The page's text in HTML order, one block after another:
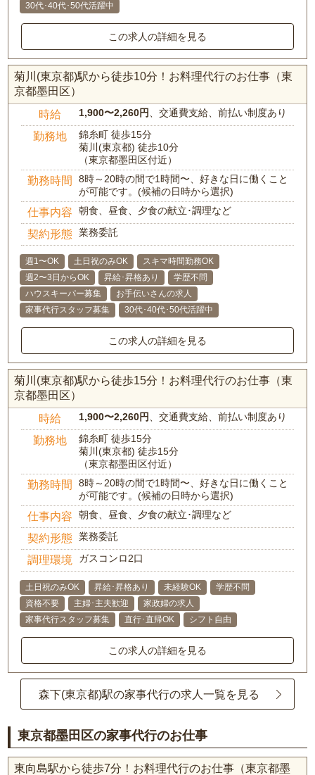
30代･40代･50代活躍中
この求人の詳細を見る
菊川(東京都)駅から徒歩10分！お料理代行のお仕事（東
京都墨田区）
時給 1,900〜2,260円、交通費支給、前払い制度あり
勤務地
錦糸町 徒歩15分
菊川(東京都) 徒歩10分
（東京都墨田区付近）
勤務時間
8時～20時の間で1時間〜、好きな日に働くこと
が可能です。(候補の日時から選択)
仕事内容 朝食、昼食、夕食の献立･調理など
契約形態 業務委託
週1〜OK 土日祝のみOK
スキマ時間勤務OK
週2〜3日からOK
昇給･昇格あり
学歴不問
ハウスキーパー募集
お手伝いさんの求人
家事代行スタッフ募集
30代･40代･50代活躍中
この求人の詳細を見る
菊川(東京都)駅から徒歩15分！お料理代行のお仕事（東
京都墨田区）
時給 1,900〜2,260円、交通費支給、前払い制度あり
勤務地
錦糸町 徒歩15分
菊川(東京都) 徒歩15分
（東京都墨田区付近）
勤務時間
8時～20時の間で1時間〜、好きな日に働くこと
が可能です。(候補の日時から選択)
仕事内容 朝食、昼食、夕食の献立･調理など
契約形態 業務委託
調理環境 ガスコンロ2口
土日祝のみOK 昇給･昇格あり 未経験OK
学歴不問
資格不要
主婦･主夫歓迎
家政婦の求人
家事代行スタッフ募集
直行･直帰OK シフト自由
この求人の詳細を見る
森下(東京都)駅の家事代行の求人一覧を見る
東京都墨田区の家事代行のお仕事
東向島駅から徒歩7分！お料理代行のお仕事（東京都墨